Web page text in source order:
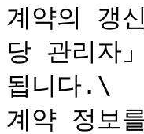
계약의 갱
당 관리자
됩니다.\
계약 정보